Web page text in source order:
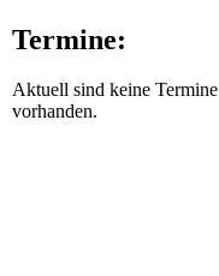
Termine:
Aktuell sind keine Termine
vorhanden.